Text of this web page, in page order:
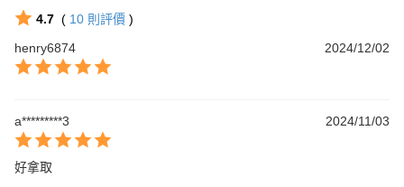
4.7 ( 10 則評價 )
henry6874
2024/12/02
a*********3 2024/11/03
好拿取